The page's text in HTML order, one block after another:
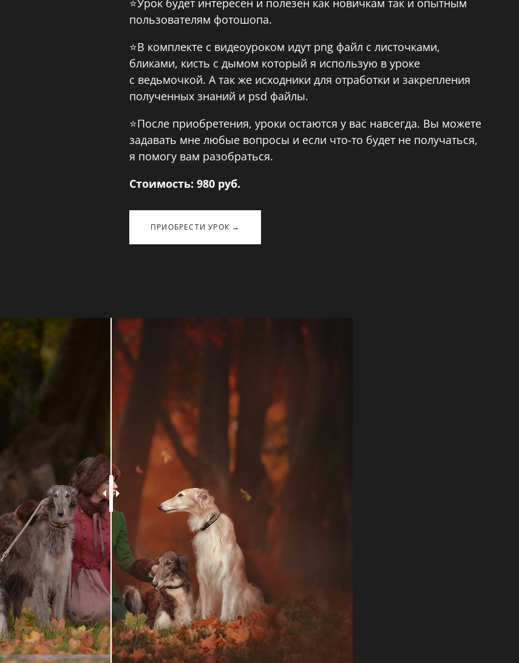
⭐️Урок будет интересен и полезен как новичкам так и опытным
пользователям фотошопа.
⭐️В комплекте с видеоуроком идут png файл с листочками,
бликами, кисть с дымом который я использую в уроке
с ведьмочкой. А так же исходники для отработки и закрепления
полученных знаний и psd файлы.
⭐️После приобретения, уроки остаются у вас навсегда. Вы можете
задавать мне любые вопросы и если что-то будет не получаться,
я помогу вам разобраться.
Стоимость: 980 руб.
ПРИОБРЕСТИ УРОК →